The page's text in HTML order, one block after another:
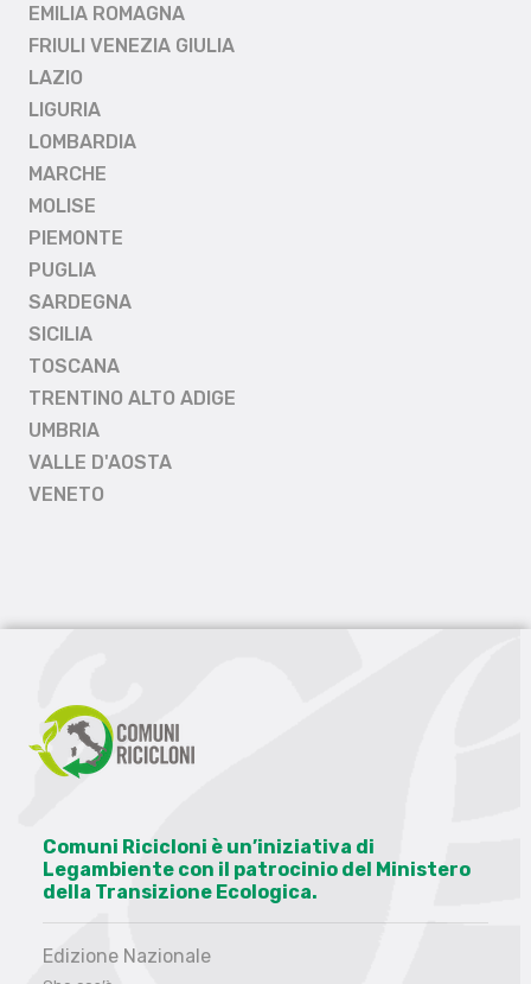
EMILIA ROMAGNA
FRIULI VENEZIA GIULIA
LAZIO
LIGURIA
LOMBARDIA
MARCHE
MOLISE
PIEMONTE
PUGLIA
SARDEGNA
SICILIA
TOSCANA
TRENTINO ALTO ADIGE
UMBRIA
VALLE D'AOSTA
VENETO
Comuni Ricicloni è un’iniziativa di
Legambiente con il patrocinio del Ministero
della Transizione Ecologica.
Edizione Nazionale